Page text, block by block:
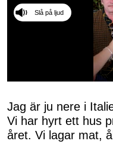
of
50
seconds
Slå på ljud
Jag är ju nere i
Vi har hyrt ett hus
året. Vi lagar mat,